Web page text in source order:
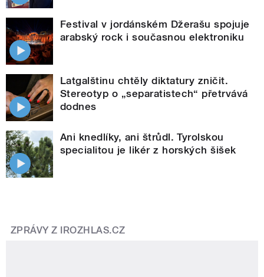
Festival v jordánském Džerašu spojuje
arabský rock i současnou elektroniku
Latgalštinu chtěly diktatury zničit.
Stereotyp o „separatistech“ přetrvává
dodnes
Ani knedlíky, ani štrůdl. Tyrolskou
specialitou je likér z horských šišek
ZPRÁVY Z IROZHLAS.CZ